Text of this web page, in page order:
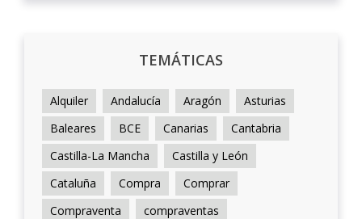
TEMÁTICAS
Alquiler Andalucía Aragón
Asturias
Baleares
BCE Canarias
Cantabria
Castilla-La Mancha
Castilla y León
Cataluña
Compra
Comprar
Compraventa
compraventas